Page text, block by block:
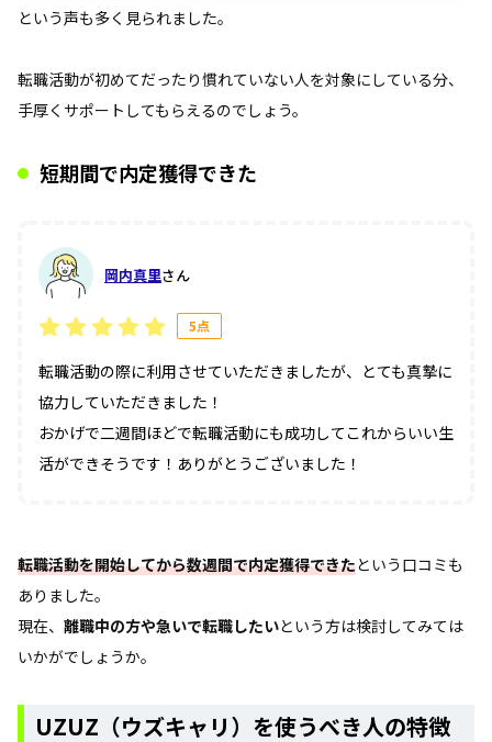
という声も多く見られました。
転職活動が初めてだったり慣れていない人を対象にしている分、
手厚くサポートしてもらえるのでしょう。
短期間で内定獲得できた
岡内真里さん
5点
転職活動の際に利用させていただきましたが、とても真摯に
協力していただきました！
おかげで二週間ほどで転職活動にも成功してこれからいい生
活ができそうです！ありがとうございました！
転職活動を開始してから数週間で内定獲得できたという口コミも
ありました。
現在、 離職中の方や急いで転職したいという方は検討してみては
いかがでしょうか。
UZUZ（ウズキャリ）を使うべき人の特徴